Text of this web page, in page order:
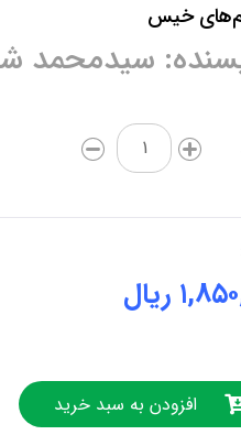
خیس
سیدمحمد
شبنم‌های
خیس
ریال
افزودن به سبد خرید